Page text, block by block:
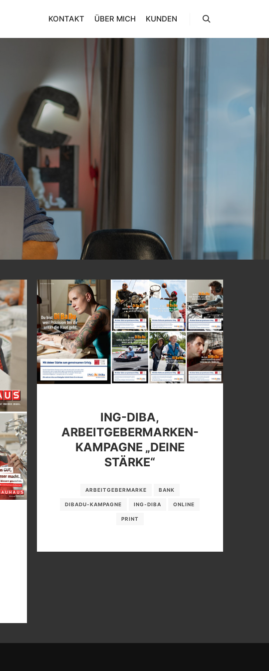
KONTAKT ÜBER MICH KUNDEN
ING-DIBA,
ARBEITGEBERMARKEN-
KAMPAGNE „DEINE
STÄRKE“
ARBEITGEBERMARKE BANK
DIBADU-KAMPAGNE ING-DIBA ONLINE
PRINT